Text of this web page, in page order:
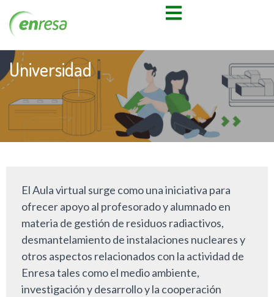
Universidad
El Aula virtual surge como una iniciativa para
ofrecer apoyo al profesorado y alumnado en
materia de gestión de residuos radiactivos,
desmantelamiento de instalaciones nucleares y
otros aspectos relacionados con la actividad de
Enresa tales como el medio ambiente,
investigación y desarrollo y la cooperación